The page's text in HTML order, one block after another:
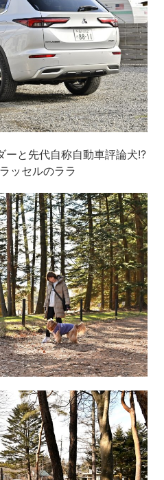
ーと先代自称自動車評論犬!?
ッセルのララ